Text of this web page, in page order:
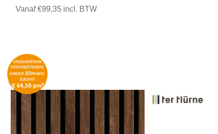
Vanaf €99,35 incl. BTW